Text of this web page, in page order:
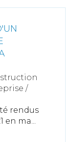
/
rendus
en ma...